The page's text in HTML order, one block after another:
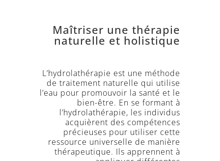
Maîtriser une thérapie
naturelle et holistique
L’hydrolathérapie est une méthode
de traitement naturelle qui utilise
l’eau pour promouvoir la santé et le
bien-être. En se formant à
l’hydrolathérapie, les individus
acquièrent des compétences
précieuses pour utiliser cette
ressource universelle de manière
thérapeutique. Ils apprennent à